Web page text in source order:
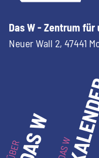
Das W - Zentrum
Neuer Wall 2, 47441
ÜBERDAS W DAS W